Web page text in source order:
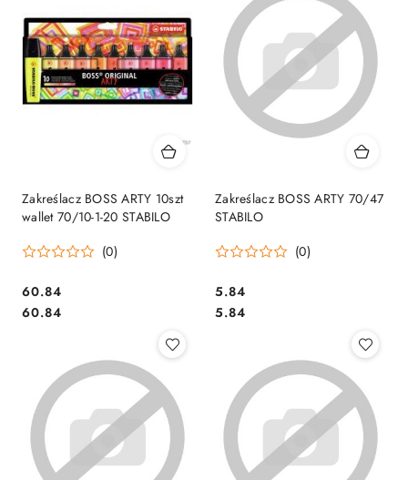
Zakreślacz BOSS ARTY 10szt
wallet 70/10-1-20 STABILO
(0)
Cena:
60.84
Cena:
60.84
Zakreślacz BOSS ARTY 70/47
STABILO
(0)
Cena:
5.84
Cena:
5.84